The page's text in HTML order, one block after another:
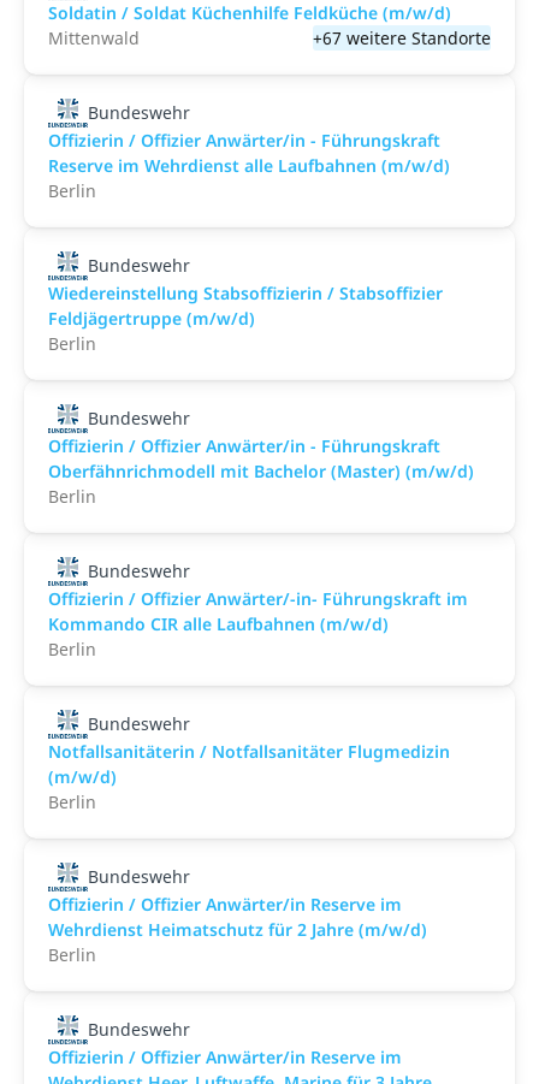
Soldatin / Soldat Küchenhilfe Feldküche (m/w/d)
Mittenwald
+67 weitere Standorte
Bundeswehr
Offizierin / Offizier Anwärter/in - Führungskraft
Reserve im Wehrdienst alle Laufbahnen (m/w/d)
Berlin
Bundeswehr
Wiedereinstellung Stabsoffizierin / Stabsoffizier
Feldjägertruppe (m/w/d)
Berlin
Bundeswehr
Offizierin / Offizier Anwärter/in - Führungskraft
Oberfähnrichmodell mit Bachelor (Master) (m/w/d)
Berlin
Bundeswehr
Offizierin / Offizier Anwärter/-in- Führungskraft im
Kommando CIR alle Laufbahnen (m/w/d)
Berlin
Bundeswehr
Notfallsanitäterin / Notfallsanitäter Flugmedizin
(m/w/d)
Berlin
Bundeswehr
Offizierin / Offizier Anwärter/in Reserve im
Wehrdienst Heimatschutz für 2 Jahre (m/w/d)
Berlin
Bundeswehr
Offizierin / Offizier Anwärter/in Reserve im